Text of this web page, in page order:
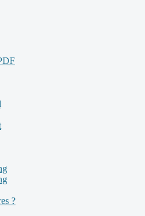
?